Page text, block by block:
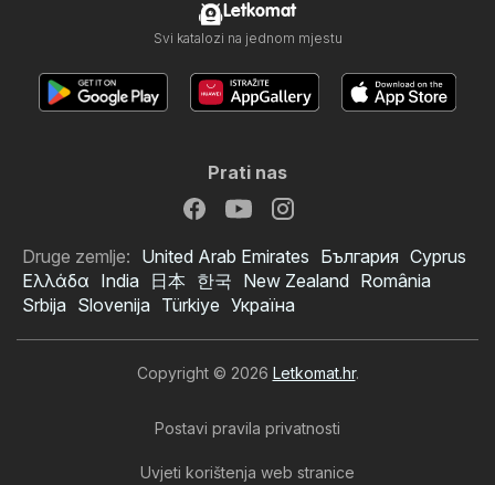
Letkomat
Svi katalozi na jednom mjestu
Prati nas
Druge zemlje: United Arab Emirates България Cyprus
Ελλάδα India 日本 한국 New Zealand România
Srbija Slovenija Türkiye Україна
Copyright © 2026 Letkomat.hr.
Postavi pravila privatnosti
Uvjeti korištenja web stranice